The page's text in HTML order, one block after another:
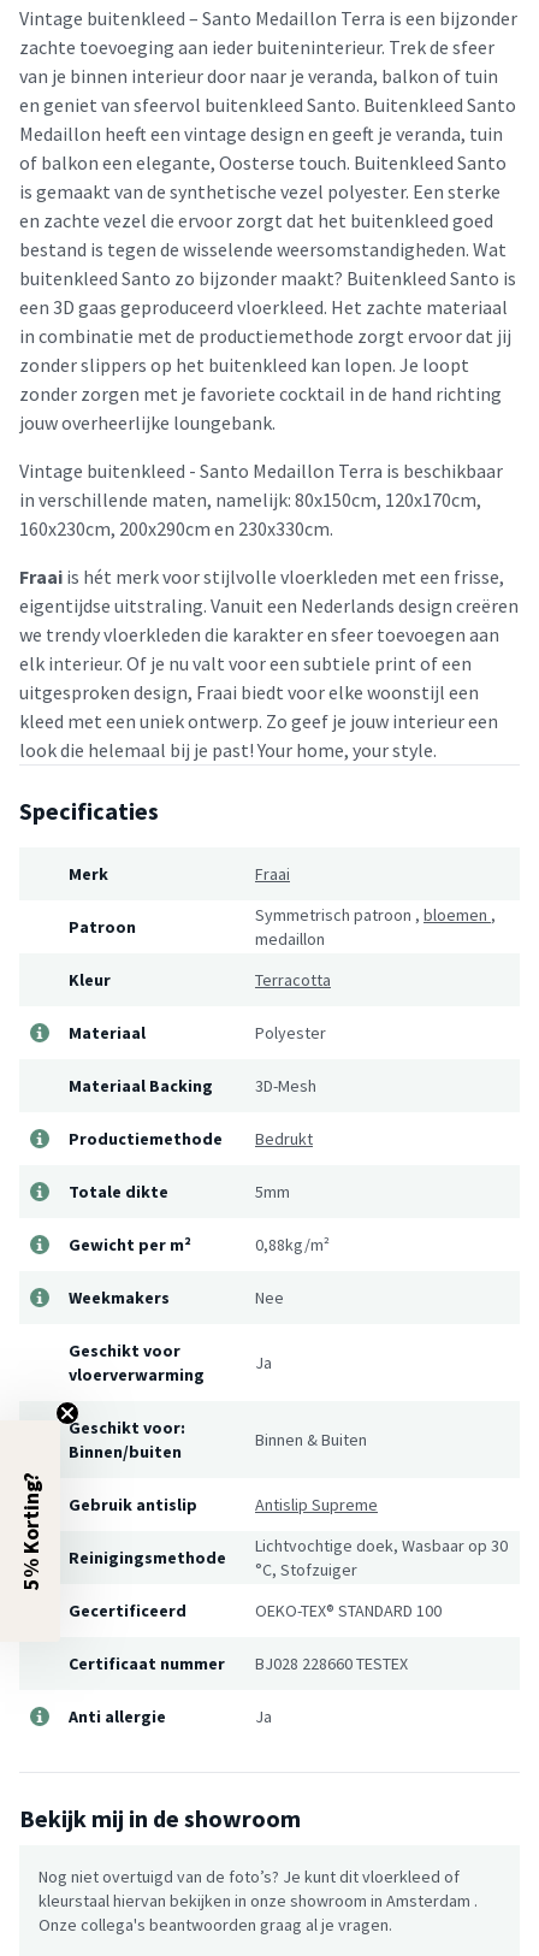
Vintage buitenkleed – Santo Medaillon Terra is een bijzonder
zachte toevoeging aan ieder buiteninterieur. Trek de sfeer
van je binnen interieur door naar je veranda, balkon of tuin
en geniet van sfeervol buitenkleed Santo. Buitenkleed Santo
Medaillon heeft een vintage design en geeft je veranda, tuin
of balkon een elegante, Oosterse touch. Buitenkleed Santo
is gemaakt van de synthetische vezel polyester. Een sterke
en zachte vezel die ervoor zorgt dat het buitenkleed goed
bestand is tegen de wisselende weersomstandigheden. Wat
buitenkleed Santo zo bijzonder maakt? Buitenkleed Santo is
een 3D gaas geproduceerd vloerkleed. Het zachte materiaal
in combinatie met de productiemethode zorgt ervoor dat jij
zonder slippers op het buitenkleed kan lopen. Je loopt
zonder zorgen met je favoriete cocktail in de hand richting
jouw overheerlijke loungebank.
Vintage buitenkleed - Santo Medaillon Terra is beschikbaar
in verschillende maten, namelijk: 80x150cm, 120x170cm,
160x230cm, 200x290cm en 230x330cm.
Fraai is hét merk voor stijlvolle vloerkleden met een frisse,
eigentijdse uitstraling. Vanuit een Nederlands design creëren
we trendy vloerkleden die karakter en sfeer toevoegen aan
elk interieur. Of je nu valt voor een subtiele print of een
uitgesproken design, Fraai biedt voor elke woonstijl een
kleed met een uniek ontwerp. Zo geef je jouw interieur een
look die helemaal bij je past! Your home, your style.
Specificaties
Merk Fraai
Patroon
Symmetrisch patroon , bloemen ,
medaillon
Kleur
Terracotta
Materiaal Polyester
Materiaal Backing 3D-Mesh
Productiemethode Bedrukt
Totale dikte 5mm
Gewicht per m² 0,88kg/m²
Weekmakers Nee
Geschikt voor
vloerverwarming
Ja
Geschikt voor:
Binnen/buiten
Binnen & Buiten
Gebruik antislip Antislip Supreme
Reinigingsmethode
Lichtvochtige doek, Wasbaar op 30
°C, Stofzuiger
Gecertificeerd
OEKO-TEX® STANDARD 100
Certificaat nummer BJ028 228660 TESTEX
Anti allergie Ja
Bekijk mij in de showroom
Nog niet overtuigd van de foto’s? Je kunt dit vloerkleed of
kleurstaal hiervan bekijken in onze showroom in Amsterdam .
Onze collega's beantwoorden graag al je vragen.
5% Korting?